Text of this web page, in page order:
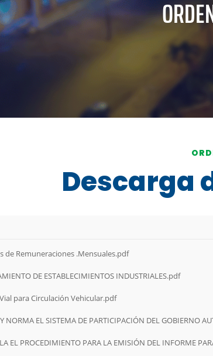
Descarga
de Remuneraciones .Mensuales.pdf
DE ESTABLECIMIENTOS INDUSTRIALES.pdf
para Circulación Vehicular.pdf
DE PARTICIPACIÓN DEL GOBIERNO AUTONOMO CIUDADANA OBIERNO AUTÓNOMO
EL PROCEDIMIENTO PARA LA EMISIÓN DEL INFORME